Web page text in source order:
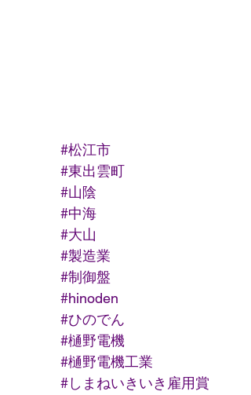
#松江市
#東出雲町
#山陰
#中海
#大山
#製造業
#制御盤
#hinoden
#ひのでん
#樋野電機
#樋野電機工業
#しまねいきいき雇用賞